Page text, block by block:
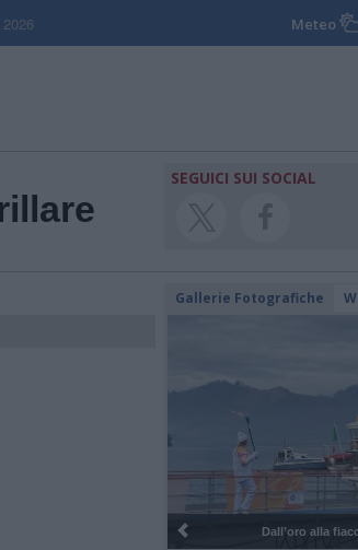
Meteo
SEGUICI SUI SOCIAL
Gallerie Fotografiche
Dall’oro alla